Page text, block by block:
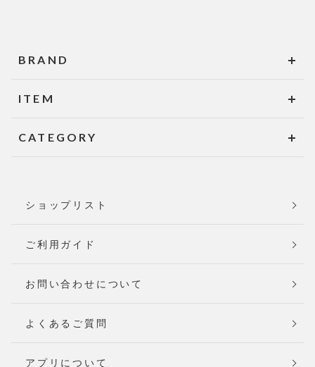
BRAND
ITEM
CATEGORY
ショップリスト
ご利用ガイド
お問い合わせについて
よくあるご質問
アプリについて